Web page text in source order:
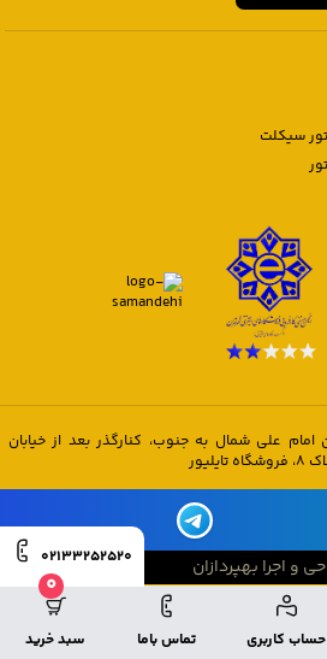
حساب کاربری تماس باما
0
سبد خرید
02133252520
سیکلت
امام علی شمال به جنوب، کنارگذر بعد از خیابان
و اجرا بهپردازان
و اجرا بهپردازان